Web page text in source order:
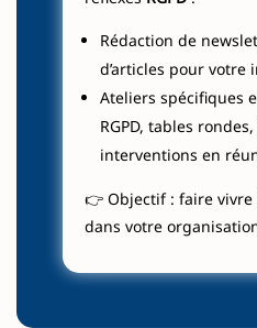
Rédaction de
d’articles pour votre
Ateliers spécifiques
RGPD, tables
interventions en
👉 Objectif : faire vivre
dans votre